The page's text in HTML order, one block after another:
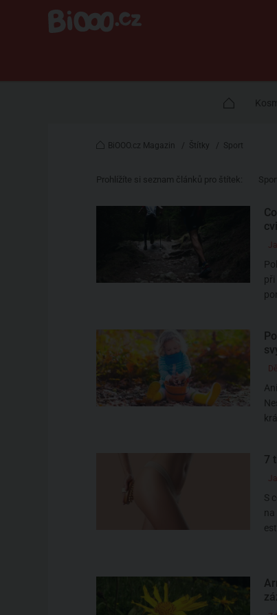
BiOOO.cz Magazin / Štítky / Sport
Prohlížíte si seznam článků pro štítek:
při
7
S
na